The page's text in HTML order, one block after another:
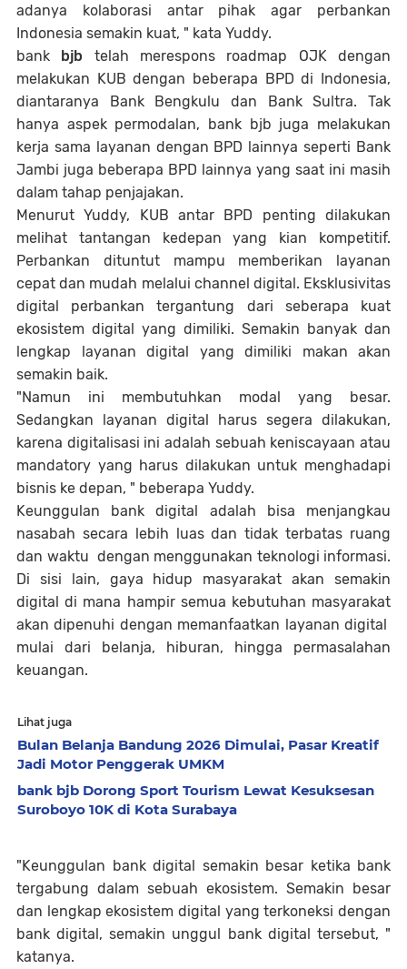
adanya kolaborasi antar pihak agar perbankan
Indonesia semakin kuat, " kata Yuddy.
bank bjb telah merespons roadmap OJK dengan
melakukan KUB dengan beberapa BPD di Indonesia,
diantaranya Bank Bengkulu dan Bank Sultra. Tak
hanya aspek permodalan, bank bjb juga melakukan
kerja sama layanan dengan BPD lainnya seperti Bank
Jambi juga beberapa BPD lainnya yang saat ini masih
dalam tahap penjajakan.
Menurut Yuddy, KUB antar BPD penting dilakukan
melihat tantangan kedepan yang kian kompetitif.
Perbankan dituntut mampu memberikan layanan
cepat dan mudah melalui channel digital. Eksklusivitas
digital perbankan tergantung dari seberapa kuat
ekosistem digital yang dimiliki. Semakin banyak dan
lengkap layanan digital yang dimiliki makan akan
semakin baik.
"Namun ini membutuhkan modal yang besar.
Sedangkan layanan digital harus segera dilakukan,
karena digitalisasi ini adalah sebuah keniscayaan atau
mandatory yang harus dilakukan untuk menghadapi
bisnis ke depan, " beberapa Yuddy.
Keunggulan bank digital adalah bisa menjangkau
nasabah secara lebih luas dan tidak terbatas ruang
dan waktu dengan menggunakan teknologi informasi.
Di sisi lain, gaya hidup masyarakat akan semakin
digital di mana hampir semua kebutuhan masyarakat
akan dipenuhi dengan memanfaatkan layanan digital
mulai dari belanja, hiburan, hingga permasalahan
keuangan.
Lihat juga
Bulan Belanja Bandung 2026 Dimulai, Pasar Kreatif
Jadi Motor Penggerak UMKM
bank bjb Dorong Sport Tourism Lewat Kesuksesan
Suroboyo 10K di Kota Surabaya
"Keunggulan bank digital semakin besar ketika bank
tergabung dalam sebuah ekosistem. Semakin besar
dan lengkap ekosistem digital yang terkoneksi dengan
bank digital, semakin unggul bank digital tersebut, "
katanya.